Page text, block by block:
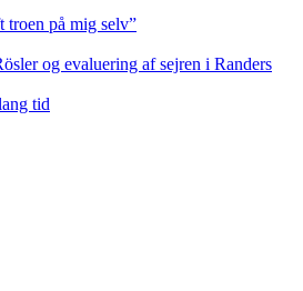
troen på mig selv”
og evaluering af sejren i Randers
tid